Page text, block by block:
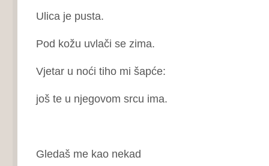
Ulica je pusta.
Pod kožu uvlači se zima.
Vjetar u noći tiho mi šapće:
još te u njegovom srcu ima.
Gledaš me kao nekad